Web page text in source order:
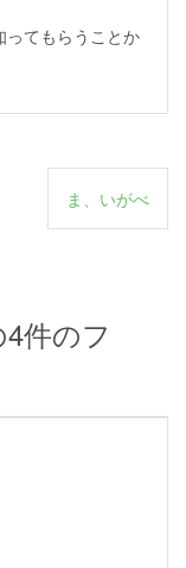
ってもらうことか
ま、いがべ
4件のフ